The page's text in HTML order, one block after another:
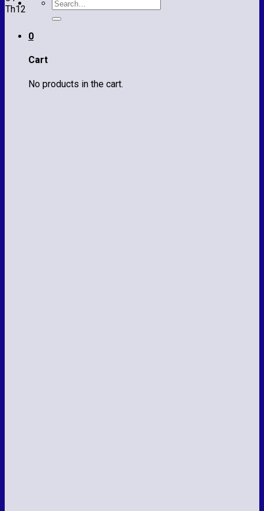
Search
for:
0
Cart
No products in the cart.
Th12